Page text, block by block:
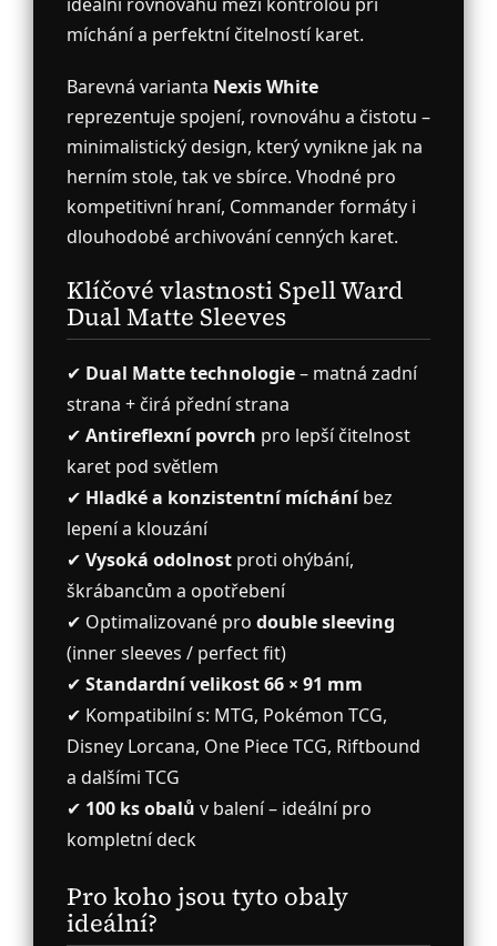
míchání a perfektní čitelností karet.
Barevná varianta Nexis White
reprezentuje spojení, rovnováhu a čistotu –
minimalistický design, který vynikne jak na
herním stole, tak ve sbírce. Vhodné pro
kompetitivní hraní, Commander formáty i
dlouhodobé archivování cenných karet.
Klíčové vlastnosti Spell Ward
Dual Matte Sleeves
✔ Dual Matte technologie– matná zadní
strana + čirá přední strana
✔ Antireflexní povrch pro lepší čitelnost
karet pod světlem
✔ Hladké a konzistentní mícháníbez
lepení a klouzání
✔ Vysoká odolnost proti ohýbání,
škrábancům a opotřebení
✔ Optimalizované pro double sleeving
(inner sleeves / perfect fit)
✔ Standardní velikost 66 × 91 mm
✔ Kompatibilní s: MTG, Pokémon TCG,
Disney Lorcana, One Piece TCG, Riftbound
a dalšími TCG
✔ 100 ks obalů v balení – ideální pro
kompletní deck
Pro koho jsou tyto obaly
ideální?